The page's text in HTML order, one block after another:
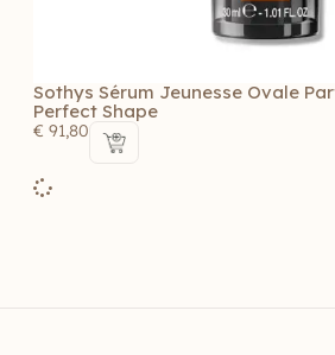
Sothys Sérum Jeunesse Ovale
Perfect Shape
€ 91,80